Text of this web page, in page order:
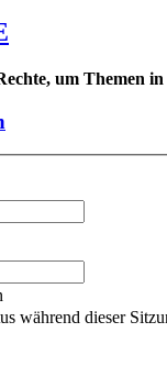
um Themen
während dieser